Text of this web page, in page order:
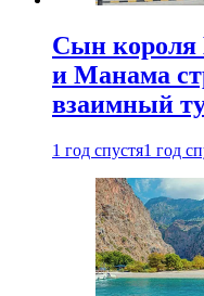
Сын короля
и Манама
взаимный
1 год спустя1 год